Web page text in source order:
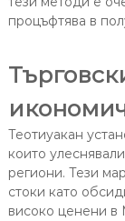
процъфтява в
Теотиуакан
които
региони. Тези
стоки като
високо ценени в